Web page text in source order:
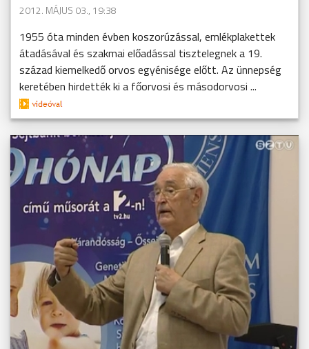
2012. MÁJUS 03., 19:38
1955 óta minden évben koszorúzással, emlékplakettek
átadásával és szakmai előadással tisztelegnek a 19.
század kiemelkedő orvos egyénisége előtt. Az ünnepség
keretében hirdették ki a főorvosi és másodorvosi ...